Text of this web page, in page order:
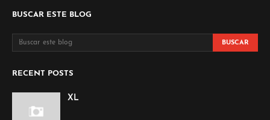
BUSCAR ESTE BLOG
RECENT POSTS
XL